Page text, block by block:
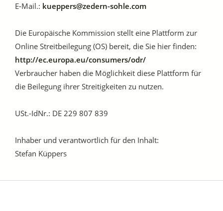
E-Mail.: kueppers@zedern-sohle.com
Die Europäische Kommission stellt eine Plattform zur
Online Streitbeilegung (OS) bereit, die Sie hier finden:
http://ec.europa.eu/consumers/odr/
Verbraucher haben die Möglichkeit diese Plattform für
die Beilegung ihrer Streitigkeiten zu nutzen.
USt.-IdNr.: DE 229 807 839
Inhaber und verantwortlich für den Inhalt:
Stefan Küppers